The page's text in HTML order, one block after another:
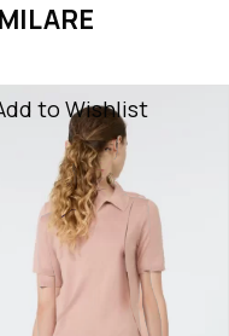
to Wishlist